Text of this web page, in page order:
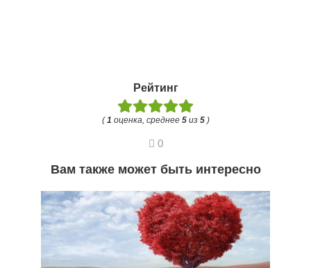
Рейтинг
(1 оценка, среднее 5из 5)
0
Вам также может быть интересно